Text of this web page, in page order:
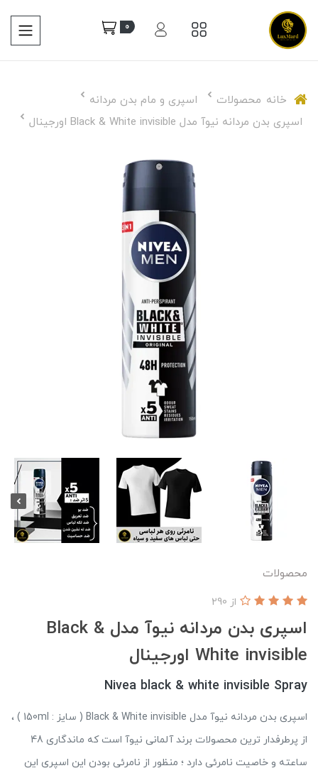
0
خانه محصولات
اسپری و مام بدن مردانه
اسپری بدن مردانه نیوآ مدل Black & White invisible اورجینال
محصولات
اسپری بدن مردانه نیوآ مدل Black &
White invisible اورجینال
از 290
Nivea black & white invisible Spray
اسپری بدن مردانه نیوآ مدل Black & White invisible ( سایز : 150ml ) ،
از پرطرفدار ترین محصولات برند آلمانی نیوآ است که ماندگاری 48
ساعته و خاصیت نامرئی دارد ؛ منظور از نامرئی بودن این اسپری این